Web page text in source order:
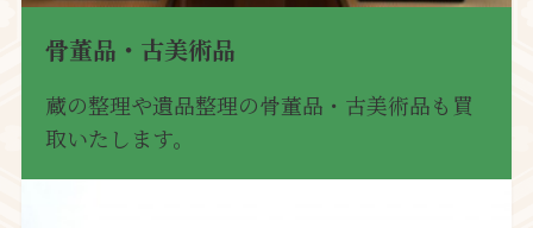
骨董品・古美術品
蔵の整理や遺品整理の骨董品・古美術品も買
取いたします。